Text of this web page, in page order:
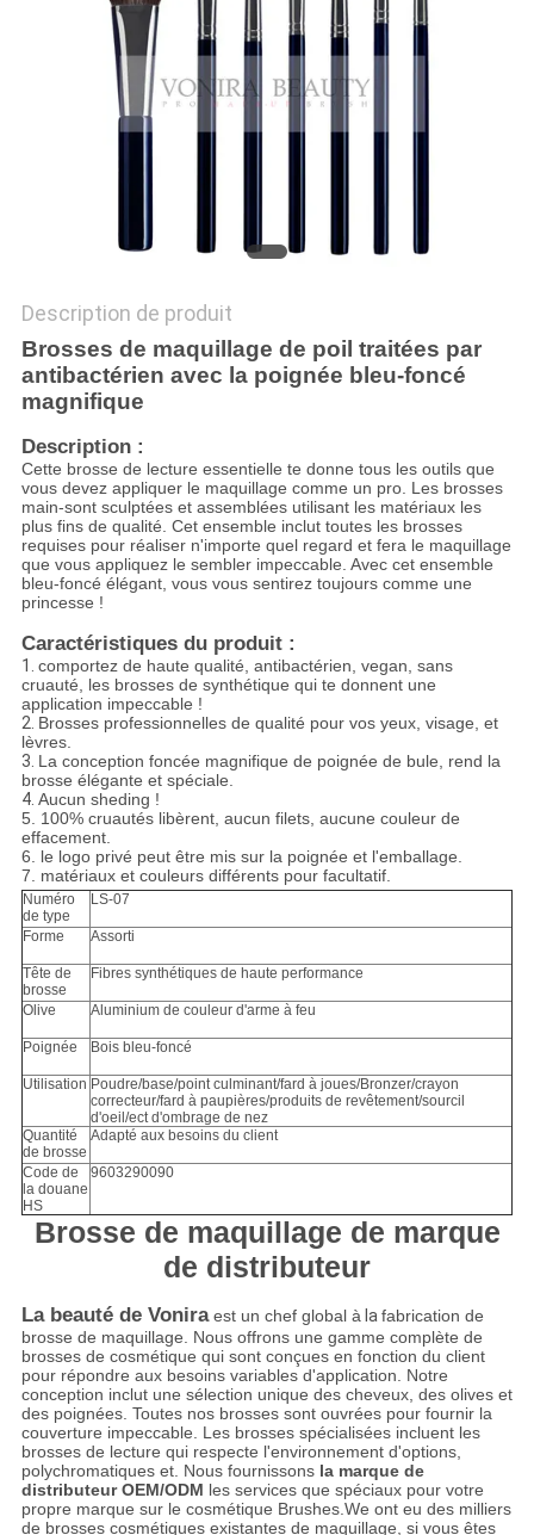
Description de produit
Brosses de maquillage de poil traitées par
antibactérien avec la poignée bleu-foncé
magnifique
Description :
Cette brosse de lecture essentielle te donne tous les outils que
vous devez appliquer le maquillage comme un pro. Les brosses
main-sont sculptées et assemblées utilisant les matériaux les
plus fins de qualité. Cet ensemble inclut toutes les brosses
requises pour réaliser n'importe quel regard et fera le maquillage
que vous appliquez le sembler impeccable. Avec cet ensemble
bleu-foncé élégant, vous vous sentirez toujours comme une
princesse !
Caractéristiques du produit :
1. comportez de haute qualité, antibactérien, vegan, sans
cruauté, les brosses de synthétique qui te donnent une
application impeccable !
2. Brosses professionnelles de qualité pour vos yeux, visage, et
lèvres.
3. La conception foncée magnifique de poignée de bule, rend la
brosse élégante et spéciale.
4. Aucun sheding !
5. 100% cruautés libèrent, aucun filets, aucune couleur de
effacement.
6. le logo privé peut être mis sur la poignée et l'emballage.
7. matériaux et couleurs différents pour facultatif.
Numéro
de type
LS-07
Forme Assorti
Tête de
brosse
Fibres synthétiques de haute performance
Olive Aluminium de couleur d'arme à feu
Poignée Bois bleu-foncé
Utilisation Poudre/base/point culminant/fard à joues/Bronzer/crayon
correcteur/fard à paupières/produits de revêtement/sourcil
d'oeil/ect d'ombrage de nez
Quantité
de brosse
Adapté aux besoins du client
Code de
la douane
HS
9603290090
Brosse de maquillage de marque
de distributeur
La beauté de Voniraest un chef global àlafabrication de
brosse de maquillage. Nous offrons une gamme complète de
brosses de cosmétique qui sont conçues en fonction du client
pour répondre aux besoins variables d'application. Notre
conception inclut une sélection unique des cheveux, des olives et
des poignées. Toutes nos brosses sont ouvrées pour fournir la
couverture impeccable. Les brosses spécialisées incluent les
brosses de lecture qui respecte l'environnement d'options,
polychromatiques et. Nous fournissons la marque de
distributeur OEM/ODM les services que spéciaux pour votre
propre marque sur le cosmétique Brushes.We ont eu des milliers
de brosses cosmétiques existantes de maquillage, si vous êtes